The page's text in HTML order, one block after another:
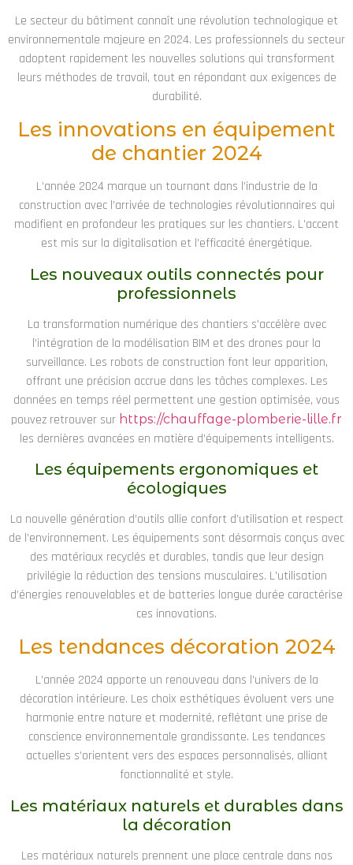
Le secteur du bâtiment connaît une révolution technologique et
environnementale majeure en 2024. Les professionnels du secteur
adoptent rapidement les nouvelles solutions qui transforment
leurs méthodes de travail, tout en répondant aux exigences de
durabilité.
Les innovations en équipement
de chantier 2024
L’année 2024 marque un tournant dans l’industrie de la
construction avec l’arrivée de technologies révolutionnaires qui
modifient en profondeur les pratiques sur les chantiers. L’accent
est mis sur la digitalisation et l’efficacité énergétique.
Les nouveaux outils connectés pour
professionnels
La transformation numérique des chantiers s’accélère avec
l’intégration de la modélisation BIM et des drones pour la
surveillance. Les robots de construction font leur apparition,
offrant une précision accrue dans les tâches complexes. Les
données en temps réel permettent une gestion optimisée, vous
pouvez retrouver sur https://chauffage-plomberie-lille.fr
les dernières avancées en matière d’équipements intelligents.
Les équipements ergonomiques et
écologiques
La nouvelle génération d’outils allie confort d’utilisation et respect
de l’environnement. Les équipements sont désormais conçus avec
des matériaux recyclés et durables, tandis que leur design
privilégie la réduction des tensions musculaires. L’utilisation
d’énergies renouvelables et de batteries longue durée caractérise
ces innovations.
Les tendances décoration 2024
L’année 2024 apporte un renouveau dans l’univers de la
décoration intérieure. Les choix esthétiques évoluent vers une
harmonie entre nature et modernité, reflétant une prise de
conscience environnementale grandissante. Les tendances
actuelles s’orientent vers des espaces personnalisés, alliant
fonctionnalité et style.
Les matériaux naturels et durables dans
la décoration
Les matériaux naturels prennent une place centrale dans nos